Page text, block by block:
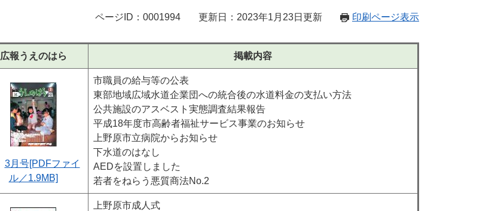
ページID：0001994 更新日：2023年1月23日更新 印刷ページ表示
広報うえのはら 掲載内容
3月号[PDFファイ
ル／1.9MB]
市職員の給与等の公表
東部地域広域水道企業団への統合後の水道料金の支払い方法
公共施設のアスベスト実態調査結果報告
平成18年度市高齢者福祉サービス事業のお知らせ
上野原市立病院からお知らせ
下水道のはなし
AEDを設置しました
若者をねらう悪質商法No.2
上野原市成人式